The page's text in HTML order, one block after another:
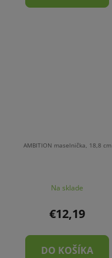
AMBITION maselnička, 18,8 cm
Na sklade
€12,19
DO KOŠÍKA